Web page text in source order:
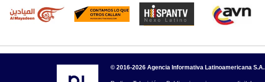
© 2016-2026 Agencia Informativa Latinoamericana S.A.